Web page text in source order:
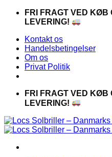
FortsætFRI FRAGT VED KØB
LEVERING!
Kontakt os
Handelsbetingelser
Om os
Privat Politik
FRI FRAGT VED KØB
LEVERING!